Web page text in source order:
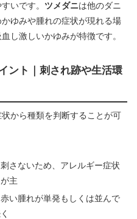
いです。 ツメダニは他のダニ
ゆみや腫れの症状が現れる場
し激しいかゆみが特徴です。
ント｜刺され跡や生活環
から種類を判断することが可
さないため、アレルギー症状
主
い腫れが単発もしくは並んで